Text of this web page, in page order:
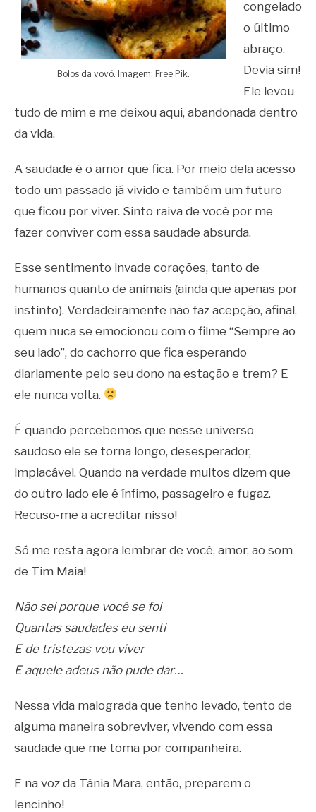
Bolos da vovó. Imagem: Free Pik.
congelado
o último
abraço.
Devia sim!
Ele levou
tudo de mim e me deixou aqui, abandonada dentro
da vida.
A saudade é o amor que fica. Por meio dela acesso
todo um passado já vivido e também um futuro
que ficou por viver. Sinto raiva de você por me
fazer conviver com essa saudade absurda.
Esse sentimento invade corações, tanto de
humanos quanto de animais (ainda que apenas por
instinto). Verdadeiramente não faz acepção, afinal,
quem nuca se emocionou com o filme “Sempre ao
seu lado”, do cachorro que fica esperando
diariamente pelo seu dono na estação e trem? E
ele nunca volta.
É quando percebemos que nesse universo
saudoso ele se torna longo, desesperador,
implacável. Quando na verdade muitos dizem que
do outro lado ele é ínfimo, passageiro e fugaz.
Recuso-me a acreditar nisso!
Só me resta agora lembrar de você, amor, ao som
de Tim Maia!
Não sei porque você se foi
Quantas saudades eu senti
E de tristezas vou viver
E aquele adeus não pude dar…
Nessa vida malograda que tenho levado, tento de
alguma maneira sobreviver, vivendo com essa
saudade que me toma por companheira.
E na voz da Tânia Mara, então, preparem o
lencinho!